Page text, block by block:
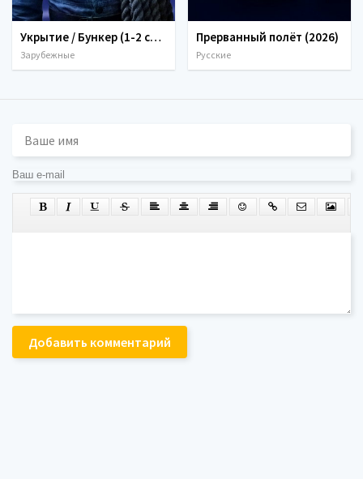
Укрытие / Бункер (1-2 сезон) (2023-2024)
Зарубежные
Прерванный полёт (2026)
Русские
Добавить комментарий